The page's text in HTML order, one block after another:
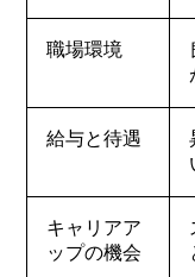
職場環境
給与と待遇
キャリアア
ップの機会